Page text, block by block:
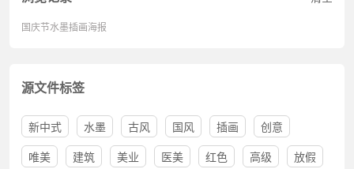
国庆节水墨插画海报
源文件标签
新中式 水墨 古风 国风 插画
创意
唯美
建筑 美业 医美 红色 高级 放假